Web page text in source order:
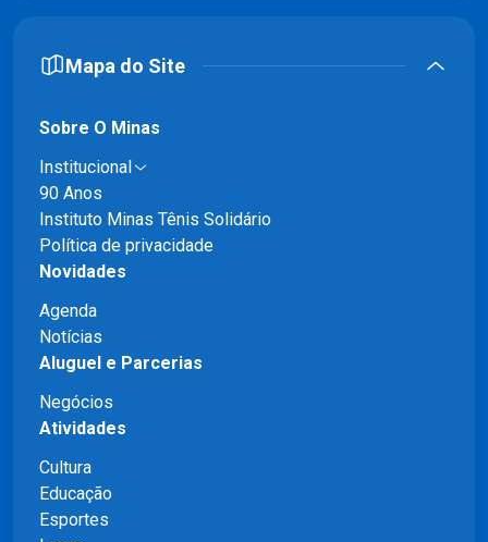
Mapa do Site
Sobre O Minas
Institucional
90 Anos
Instituto Minas Tênis Solidário
Política de privacidade
Novidades
Agenda
Notícias
Aluguel e Parcerias
Negócios
Atividades
Cultura
Educação
Esportes